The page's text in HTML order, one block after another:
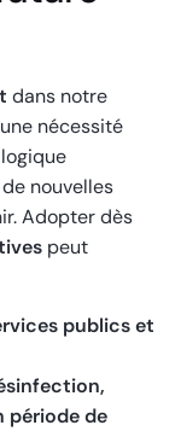
dans notre
nécessité
nouvelles
Adopter dès
peut
publics et
période de